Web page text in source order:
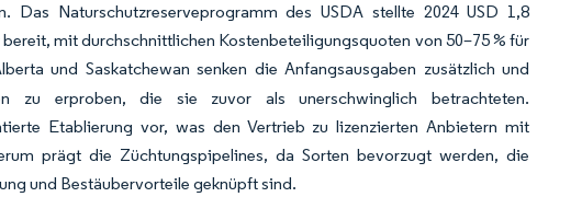
Das Naturschutzreserveprogramm des USDA stellte 2024 USD 1,8
mit durchschnittlichen Kostenbeteiligungsquoten von 50–75 % für
und Saskatchewan senken die Anfangsausgaben zusätzlich und
zu erproben, die sie zuvor als unerschwinglich betrachteten.
Etablierung vor, was den Vertrieb zu lizenzierten Anbietern mit
prägt die Züchtungspipelines, da Sorten bevorzugt werden, die
und Bestäubervorteile geknüpft sind.